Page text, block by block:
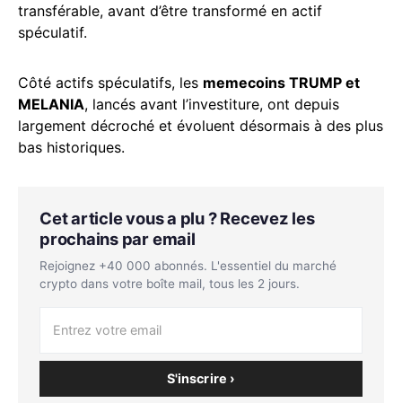
transférable, avant d’être transformé en actif
spéculatif.
Côté actifs spéculatifs, les memecoins TRUMP et
MELANIA, lancés avant l’investiture, ont depuis
largement décroché et évoluent désormais à des plus
bas historiques.
Cet article vous a plu ? Recevez les
prochains par email
Rejoignez +40 000 abonnés. L'essentiel du marché
crypto dans votre boîte mail, tous les 2 jours.
S'inscrire ›